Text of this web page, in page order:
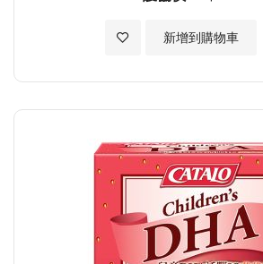
新增到購物車
加入至願望清單